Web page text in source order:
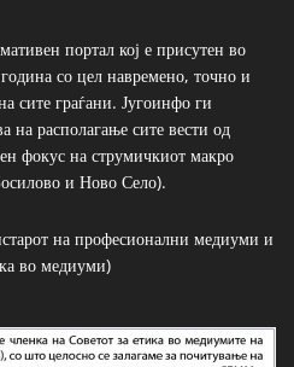
портал кој е присутен во
со цел навремено, точно и
сите граѓани. Југоинфо ги
на располагање сите вести од
фокус на струмичкиот макро
и Ново Село).
на професионални медиуми и
во медиуми)